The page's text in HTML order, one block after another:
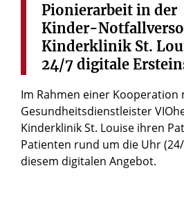
Pionierarbeit in der
Kinder-
Kinderklinik St.
24/7 digitale
Im Rahmen einer Kooperation
Gesundheitsdienstleister
Kinderklinik St. Louise ihren
Patienten rund um die Uhr
diesem digitalen Angebot.